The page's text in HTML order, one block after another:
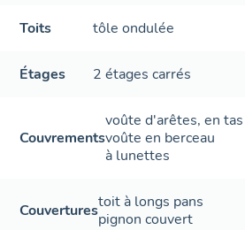
Toits tôle ondulée
Étages 2 étages carrés
Couvrements
voûte d'arêtes, en
voûte en berceau
à lunettes
Couverturestoit à longs pans
pignon couvert